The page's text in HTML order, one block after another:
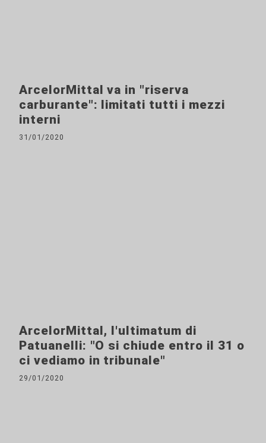
ArcelorMittal va in "riserva
carburante": limitati tutti i mezzi
interni
31/01/2020
ArcelorMittal, l'ultimatum di
Patuanelli: "O si chiude entro il 31 o
ci vediamo in tribunale"
29/01/2020